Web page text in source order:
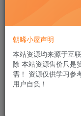
2、浏览器里按F12
打开活动地址：
朝晞小屋声明
本站资源均来源于互
除 本站资源售价只是
需！ 资源仅供学习参
用户自负！